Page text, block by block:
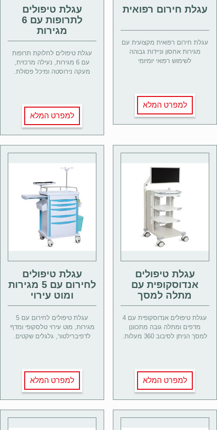
עגלת חירום רפואית
עגלת חירום רפואית מקצועית עם
מגירות אחסון וניידות גבוהה
לשימוש רפואי יומיומי
למפרט המלא
עגלת טיפולים
לתרופות עם 6
מגירות
עגלת טיפולים לחלוקת תרופות
עם 6 מגירות, נעילה מרכזית,
מעקה נירוסטה ומיכל פסולת.
למפרט המלא
עגלת טיפולים
אנדוסקופית עם
מתלה למסך
עגלת טיפולים אנדוסקופית עם 4
מדפים ומתלה גובה מתכוונן
למסך הניתן לסיבוב 360 מעלות.
למפרט המלא
עגלת טיפולים
לחירום עם 5 מגירות
ומוט עירוי
עגלת טיפולים לחירום עם 5
מגירות, מוט עירוי טלסקופי ומדף
לדפיברילטור, גלגלים שקטים.
למפרט המלא